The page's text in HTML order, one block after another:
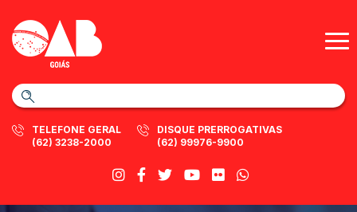
TELEFONE GERAL
(62) 3238-2000
DISQUE PRERROGATIVAS
(62) 99976-9900